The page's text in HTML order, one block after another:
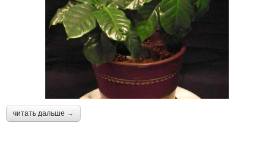
читать дальше →